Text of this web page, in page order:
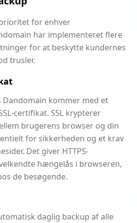
for enhver
har implementeret flere
for at beskytte kundernes
trusler.
Dandomain kommer med et
certifikat. SSL krypterer
brugerens browser og din
for sikkerheden og et krav
Det giver HTTPS-
hængelås i browseren,
de besøgende.
daglig backup af alle